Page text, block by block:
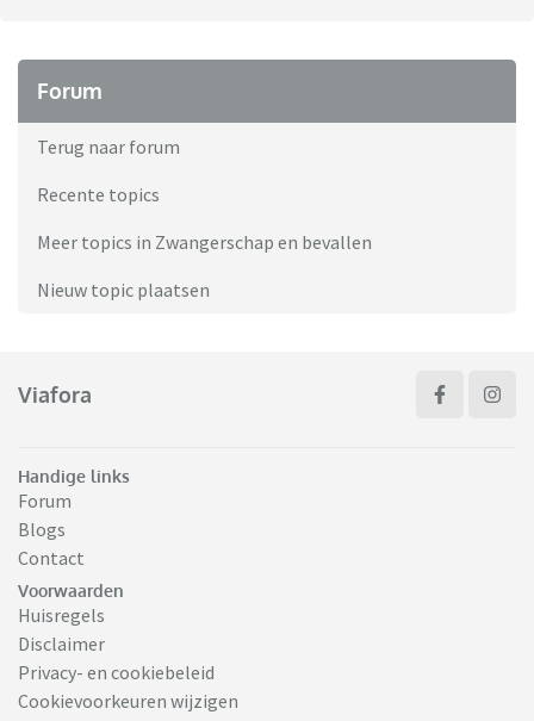
Forum
Terug naar forum
Recente topics
Meer topics in Zwangerschap en bevallen
Nieuw topic plaatsen
Viafora
Handige links
Forum
Blogs
Contact
Voorwaarden
Huisregels
Disclaimer
Privacy- en cookiebeleid
Cookievoorkeuren wijzigen